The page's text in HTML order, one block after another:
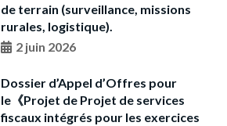
de terrain (surveillance, missions
rurales, logistique).
2 juin 2026
Dossier d’Appel d’Offres pour
le《Projet de Projet de services
fiscaux intégrés pour les exercices